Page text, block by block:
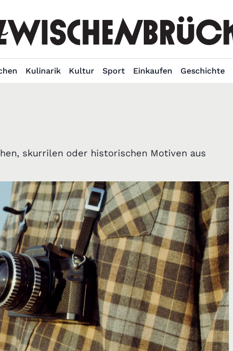
Kulinarik Kultur Sport Einkaufen Geschichte
skurrilen oder historischen Motiven aus